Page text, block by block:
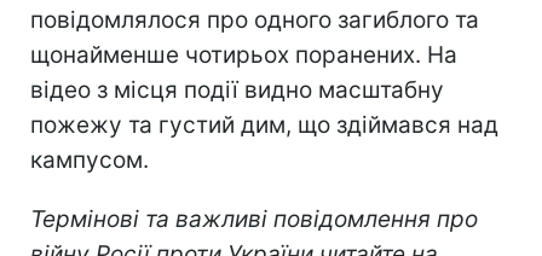
повідомлялося про одного загиблого та
щонайменше чотирьох поранених. На
відео з місця події видно масштабну
пожежу та густий дим, що здіймався над
кампусом.
Термінові та важливі повідомлення про